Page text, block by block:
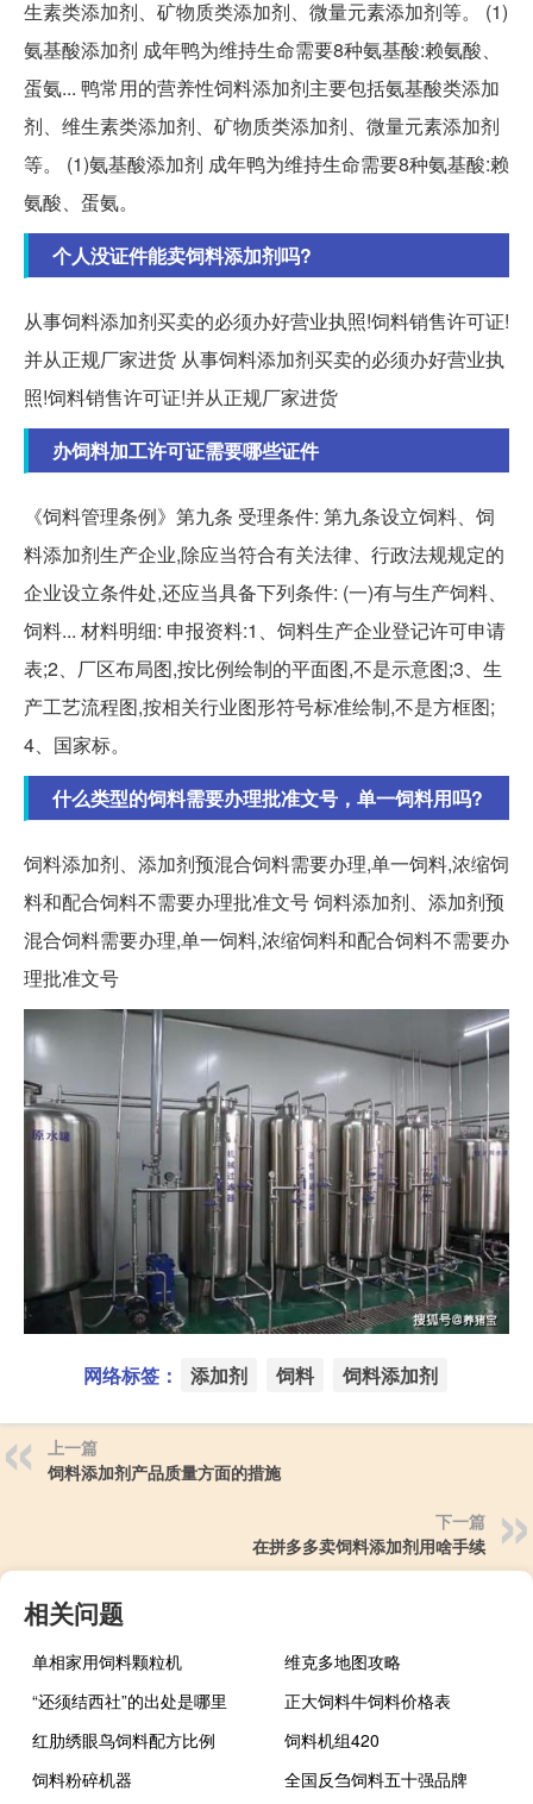
生素类添加剂、矿物质类添加剂、微量元素添加剂等。 (1)
氨基酸添加剂 成年鸭为维持生命需要8种氨基酸:赖氨酸、
蛋氨... 鸭常用的营养性饲料添加剂主要包括氨基酸类添加
剂、维生素类添加剂、矿物质类添加剂、微量元素添加剂
等。 (1)氨基酸添加剂 成年鸭为维持生命需要8种氨基酸:赖
氨酸、蛋氨。
个人没证件能卖饲料添加剂吗?
从事饲料添加剂买卖的必须办好营业执照!饲料销售许可证!
并从正规厂家进货 从事饲料添加剂买卖的必须办好营业执
照!饲料销售许可证!并从正规厂家进货
办饲料加工许可证需要哪些证件
《饲料管理条例》第九条 受理条件: 第九条设立饲料、饲
料添加剂生产企业,除应当符合有关法律、行政法规规定的
企业设立条件处,还应当具备下列条件: (一)有与生产饲料、
饲料... 材料明细: 申报资料:1、饲料生产企业登记许可申请
表;2、厂区布局图,按比例绘制的平面图,不是示意图;3、生
产工艺流程图,按相关行业图形符号标准绘制,不是方框图;
4、国家标。
什么类型的饲料需要办理批准文号，单一饲料用吗?
饲料添加剂、添加剂预混合饲料需要办理,单一饲料,浓缩饲
料和配合饲料不需要办理批准文号 饲料添加剂、添加剂预
混合饲料需要办理,单一饲料,浓缩饲料和配合饲料不需要办
理批准文号
网络标签： 添加剂 饲料 饲料添加剂
上一篇
饲料添加剂产品质量方面的措施
下一篇
在拼多多卖饲料添加剂用啥手续
相关问题
单相家用饲料颗粒机
维克多地图攻略
“还须结西社”的出处是哪里
正大饲料牛饲料价格表
红肋绣眼鸟饲料配方比例
饲料机组420
饲料粉碎机器
全国反刍饲料五十强品牌